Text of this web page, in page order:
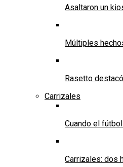
Asaltaron un
Múltiples
Rasetto
Carrizales
Cuando el
Carrizales: dos